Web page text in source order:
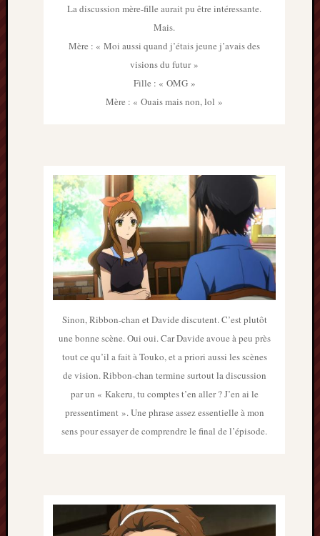
La discussion mère-fille aurait pu être intéressante.
Mais.
Mère : « Moi aussi quand j’étais jeune j’avais des
visions du futur »
Fille : « OMG »
Mère : « Ouais mais non, lol »
Sinon, Ribbon-chan et Davide discutent. C’est plutôt
une bonne scène. Oui oui. Car Davide avoue à peu près
tout ce qu’il a fait à Touko, et a priori aussi les scènes
de vision. Ribbon-chan termine surtout la discussion
par un « Kakeru, tu comptes t’en aller ? J’en ai le
pressentiment ». Une phrase assez essentielle à mon
sens pour essayer de comprendre le final de l’épisode.